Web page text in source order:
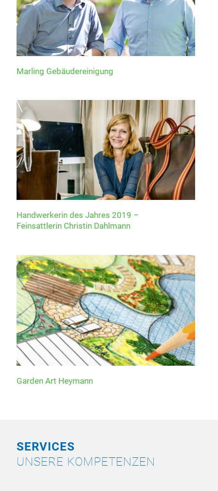
Marling Gebäudereinigung
Handwerkerin des Jahres 2019 –
Feinsattlerin Christin Dahlmann
Garden Art Heymann
SERVICES
UNSERE KOMPETENZEN